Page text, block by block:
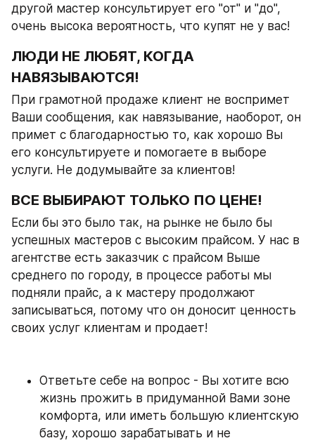
другой мастер консультирует его "от" и "до",
очень высока вероятность, что купят не у вас!
ЛЮДИ НЕ ЛЮБЯТ, КОГДА
НАВЯЗЫВАЮТСЯ!
При грамотной продаже клиент не воспримет
Ваши сообщения, как навязывание, наоборот, он
примет с благодарностью то, как хорошо Вы
его консультируете и помогаете в выборе
услуги. Не додумывайте за клиентов!
ВСЕ ВЫБИРАЮТ ТОЛЬКО ПО ЦЕНЕ!
Если бы это было так, на рынке не было бы
успешных мастеров с высоким прайсом. У нас в
агентстве есть заказчик с прайсом Выше
среднего по городу, в процессе работы мы
подняли прайс, а к мастеру продолжают
записываться, потому что он доносит ценность
своих услуг клиентам и продает!
Ответьте себе на вопрос - Вы хотите всю
жизнь прожить в придуманной Вами зоне
комфорта, или иметь большую клиентскую
базу, хорошо зарабатывать и не